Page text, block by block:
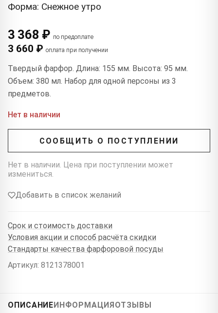
Форма: Снежное утро
3 368 ₽ по предоплате
3 660 ₽ оплата при получении
Твердый фарфор. Длина: 155 мм. Высота: 95 мм.
Объем: 380 мл. Набор для одной персоны из 3
предметов.
Нет в наличии
СООБЩИТЬ О ПОСТУПЛЕНИИ
Нет в наличии. Цена при поступлении может
измениться.
Добавить в список желаний
Срок и стоимость доставки
Условия акции и способ расчёта скидки
Стандарты качества фарфоровой посуды
Артикул: 8121378001
ОПИСАНИЕИНФОРМАЦИЯОТЗЫВЫ